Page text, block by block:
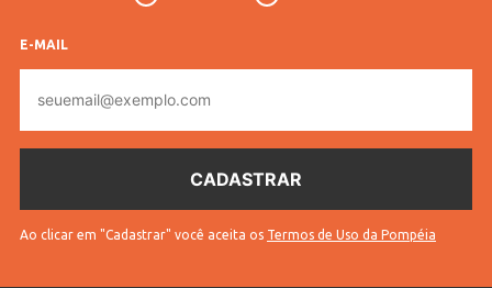
E-MAIL
mail
Ao clicar em "Cadastrar" você aceita os Termos de Uso da Pompéia